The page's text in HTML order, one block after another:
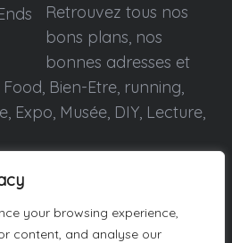
your browsing experience,
content, and analyse our
Retrouvez tous nos
bons plans, nos
bonnes adresses et
Bien-Etre, running,
Expo, Musée, DIY, Lecture,